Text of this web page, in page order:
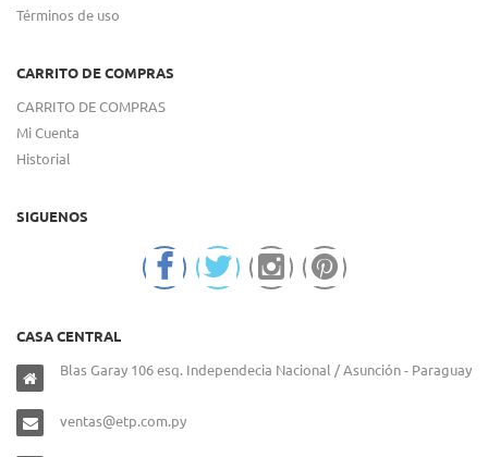
Términos de uso
CARRITO DE COMPRAS
CARRITO DE COMPRAS
Mi Cuenta
Historial
SIGUENOS
CASA CENTRAL
Blas Garay 106 esq. Independecia Nacional / Asunción - Paraguay
ventas@etp.com.py